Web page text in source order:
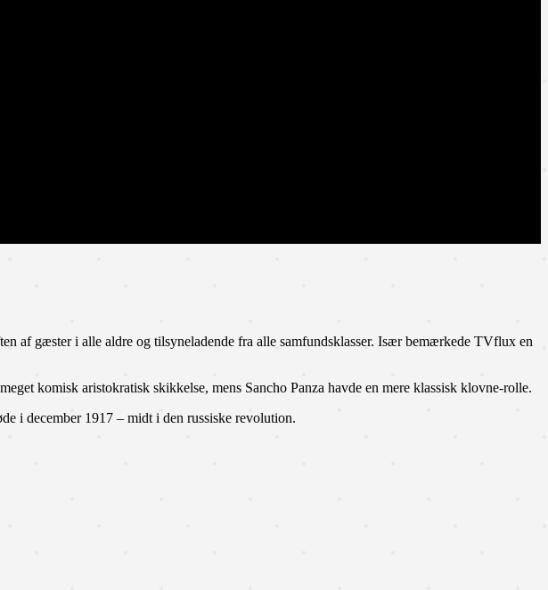
af gæster i alle aldre og tilsyneladende fra alle samfundsklasser. Især bemærkede TVflux en
komisk aristokratisk skikkelse, mens Sancho Panza havde en mere klassisk klovne-rolle.
i december 1917 – midt i den russiske revolution.